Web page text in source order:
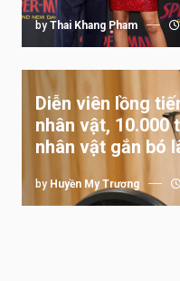
by Thai Khang Pham
Diễn viên lồng
nhân vật, 10.000
nhân vật gắn bó
by Huyền My Trương